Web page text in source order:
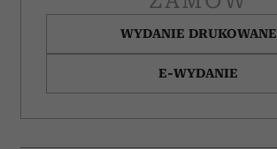
WYDANIE DRUKOWANE
E-WYDANIE